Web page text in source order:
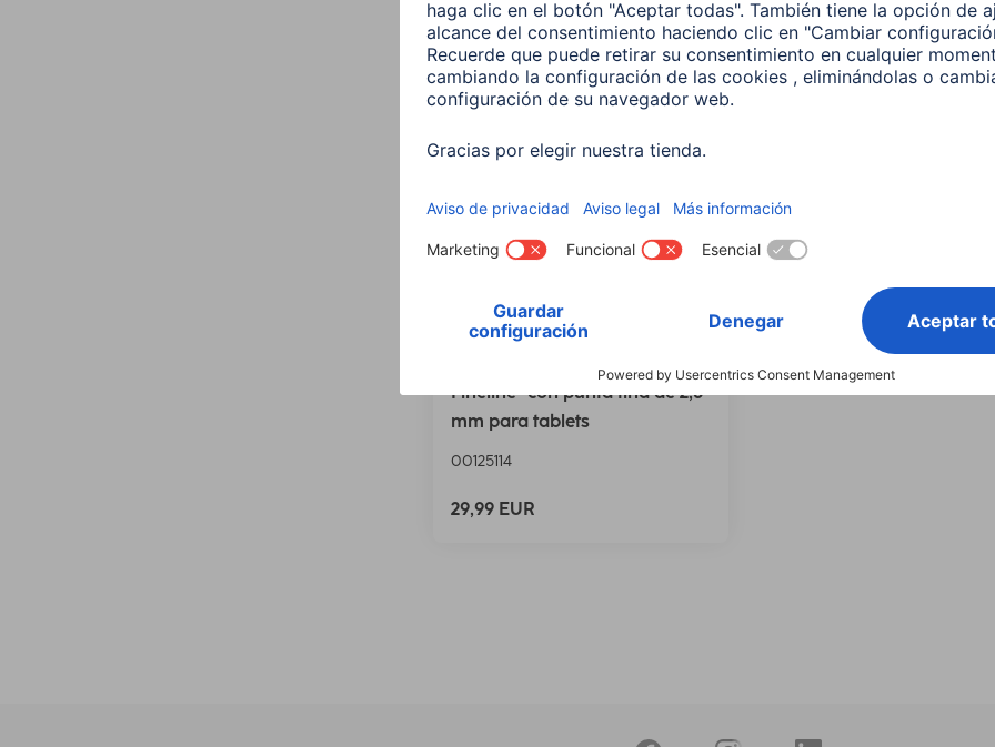
Fineline" con punta fina de 2,5
mm para tablets
00125114
29,99 EUR